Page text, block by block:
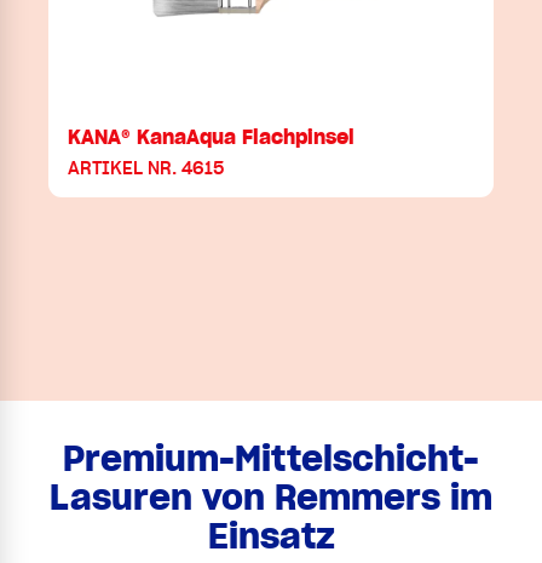
KANA® KanaAqua Flachpinsel
ARTIKEL NR. 4615
Premium-Mittelschicht-
Lasuren von Remmers im
Einsatz